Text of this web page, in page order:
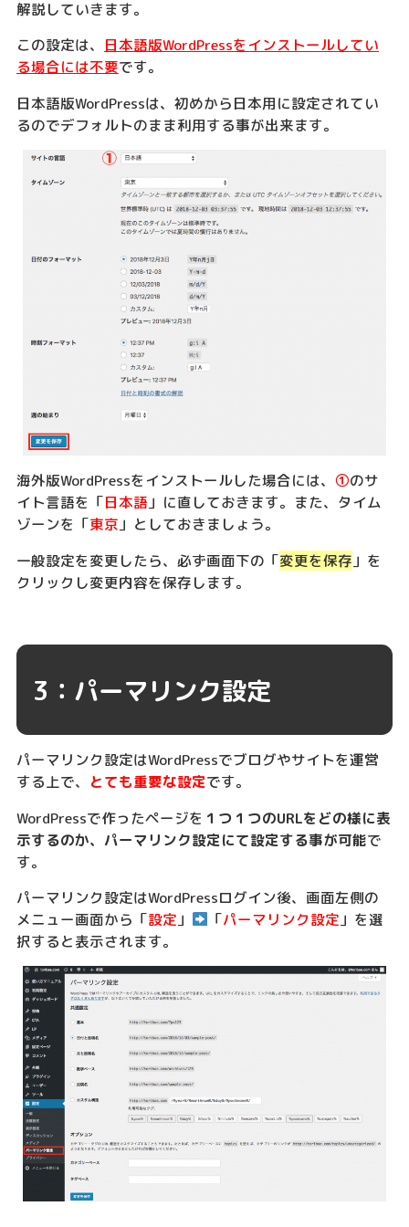
解説していきます。
この設定は、 日本語版WordPressをインストールしてい
る場合には不要です。
日本語版WordPressは、初めから日本用に設定されてい
るのでデフォルトのまま利用する事が出来ます。
海外版WordPressをインストールした場合には、 ①のサ
イト言語を「日本語 」に直しておきます。また、タイム
ゾーンを「東京 」としておきましょう。
一般設定を変更したら、必ず画面下の「変更を保存 」を
クリックし変更内容を保存します。
3：パーマリンク設定
パーマリンク設定はWordPressでブログやサイトを運営
する上で、 とても重要な設定です。
WordPressで作ったページを １つ１つのURLをどの様に表
示するのか、パーマリンク設定にて設定する事が可能で
す。
パーマリンク設定はWordPressログイン後、画面左側の
メニュー画面から「設定 」 「パーマリンク設定 」を選
択すると表示されます。